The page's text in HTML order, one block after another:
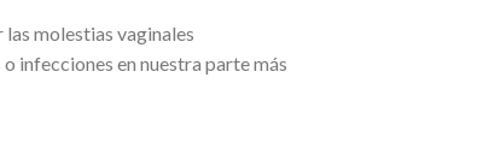
molestias vaginales
infecciones en nuestra parte más